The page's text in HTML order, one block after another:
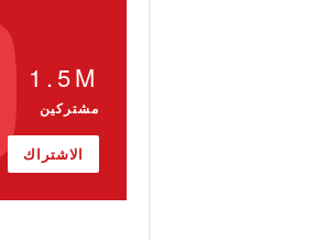
1.5M
مشتركين
الاشتراك